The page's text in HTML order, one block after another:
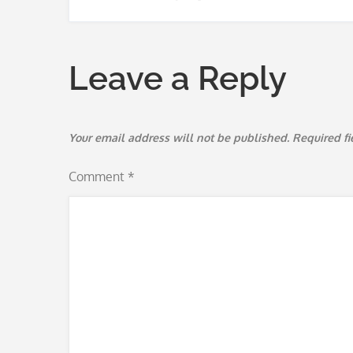
Leave a Reply
Your email address will not be published. Required
Comment *